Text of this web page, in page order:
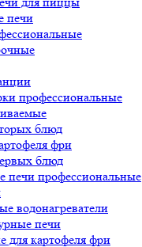
печи
профессиональные
блюд
фри
блюд
печи профессиональные
водонагреватели
печи
для картофеля фри